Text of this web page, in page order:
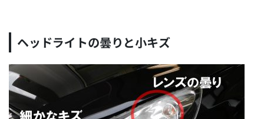
ヘッドライトの曇りと小キズ